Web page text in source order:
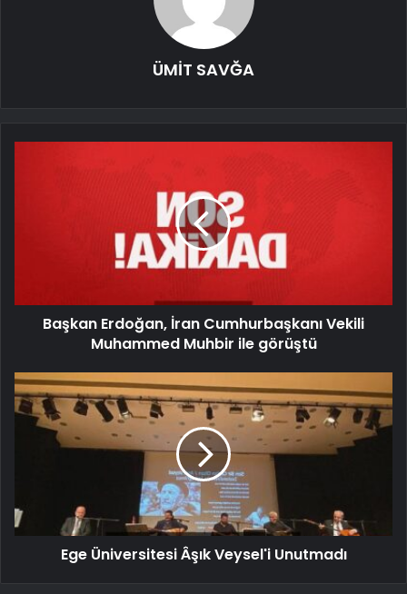
ÜMİT SAVĞA
Başkan Erdoğan, İran Cumhurbaşkanı Vekili
Muhammed Muhbir ile görüştü
Ege Üniversitesi Âşık Veysel'i Unutmadı